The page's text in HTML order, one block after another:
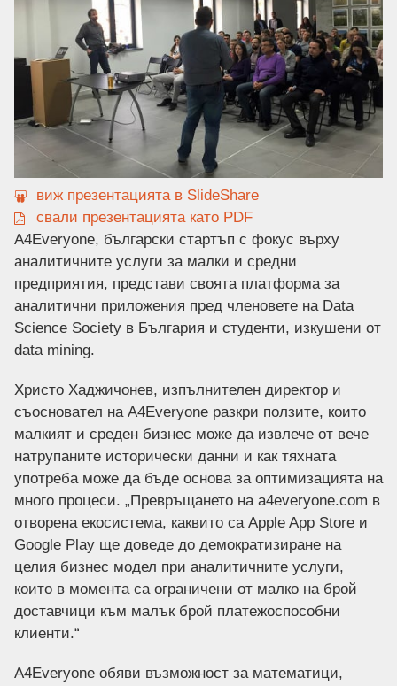
виж презентацията в SlideShare
свали презентацията като PDF
А4Everyone, български стартъп с фокус върху
аналитичните услуги за малки и средни
предприятия, представи своята платформа за
аналитични приложения пред членовете на Data
Science Society в България и студенти, изкушени от
data mining.
Христо Хаджичонев, изпълнителен директор и
съосновател на A4Everyone разкри ползите, които
малкият и среден бизнес може да извлече от вече
натрупаните исторически данни и как тяхната
употреба може да бъде основа за оптимизацията на
много процеси. „Превръщането на a4everyone.com в
отворена екосистема, каквито са Apple App Store и
Google Play ще доведе до демократизиране на
целия бизнес модел при аналитичните услуги,
които в момента са ограничени от малко на брой
доставчици към малък брой платежоспособни
клиенти.“
A4Everyone обяви възможност за математици,